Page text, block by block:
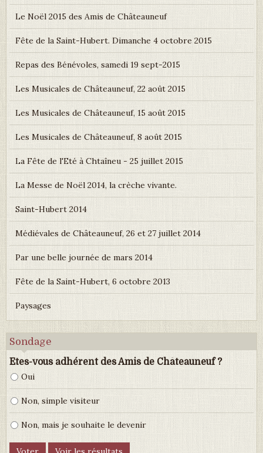
Le Noël 2015 des Amis de Châteauneuf
Fête de la Saint-Hubert. Dimanche 4 octobre 2015
Repas des Bénévoles, samedi 19 sept-2015
Les Musicales de Châteauneuf, 22 août 2015
Les Musicales de Châteauneuf, 15 août 2015
Les Musicales de Châteauneuf, 8 août 2015
La Fête de l'Eté à Chtaîneu - 25 juillet 2015
La Messe de Noël 2014, la crèche vivante.
Saint-Hubert 2014
Médiévales de Châteauneuf, 26 et 27 juillet 2014
Par une belle journée de mars 2014
Fête de la Saint-Hubert, 6 octobre 2013
Paysages
Sondage
Etes-vous adhérent des Amis de Châteauneuf ?
Oui
Non, simple visiteur
Non, mais je souhaite le devenir